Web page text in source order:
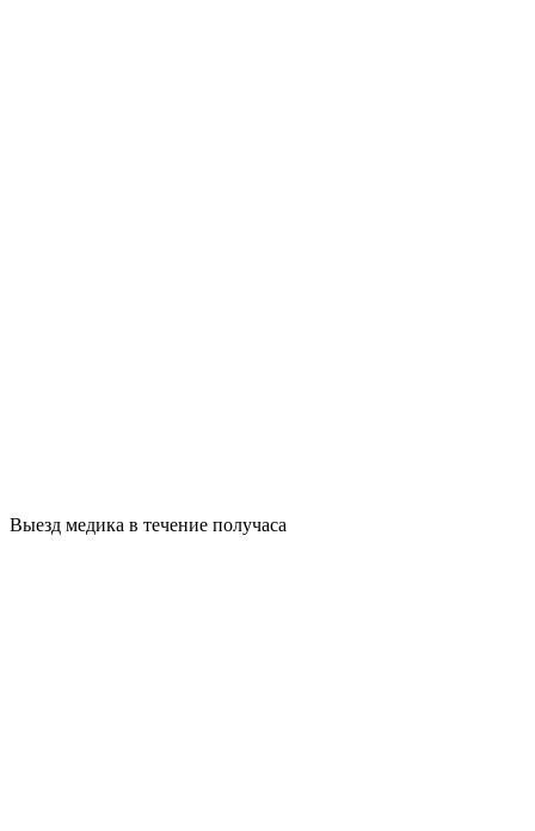
Выезд медика в течение получаса